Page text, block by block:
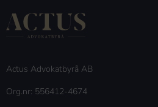
Actus Advokatbyrå AB
Org.nr: 556412-4674